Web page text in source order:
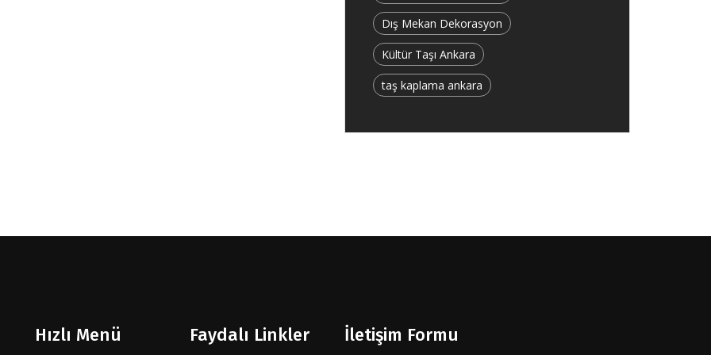
Dış Mekan Dekorasyon
Kültür Taşı Ankara
taş kaplama ankara
Hızlı Menü Faydalı Linkler İletişim Formu